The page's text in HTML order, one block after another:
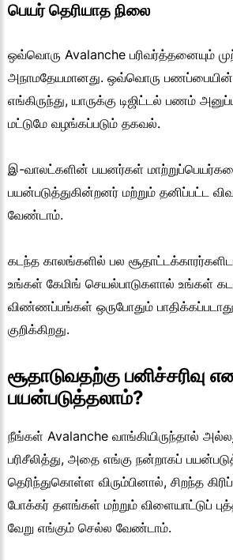
பெயர் தெரியாத நிலை
ஒவ்வொரு Avalanche பரிவர்த்தனையும்
அநாமதேயமானது. ஒவ்வொரு
எங்கிருந்து, யாருக்கு டிஜிட்டல் பணம்
மட்டுமே வழங்கப்படும் தகவல்.
இ-வாலட்களின் பயனர்கள்
பயன்படுத்துகின்றனர் மற்றும் தனிப்பட்ட
வேண்டாம்.
கடந்த காலங்களில் பல
உங்கள் கேமிங் செயல்பாடுகளால் உங்கள்
விண்ணப்பங்கள் ஒருபோதும்
குறிக்கிறது.
சூதாடுவதற்கு பனிச்சரிவு
பயன்படுத்தலாம்?
நீங்கள் Avalanche வாங்கியிருந்தால்
பரிசீலித்து, அதை எங்கு நன்றாகப்
தெரிந்துகொள்ள விரும்பினால், சிறந்த
போக்கர் தளங்கள் மற்றும் விளையாட்டுப்
வேறு எங்கும் செல்ல வேண்டாம்.